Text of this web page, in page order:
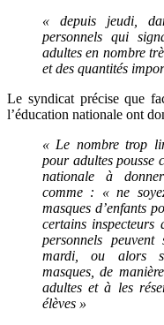
« depuis jeudi,
personnels qui
adultes en nombre
et des quantités
Le syndicat précise que
l’éducation nationale ont
« Le nombre trop
pour adultes pousse
nationale à
comme : « ne
masques d’enfants
certains inspecteurs
personnels
mardi, ou alors
masques, de
adultes et à les
élèves »